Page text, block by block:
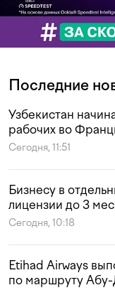
Последние
Узбекистан
рабочих во
Сегодня, 11:51
Бизнесу в
лицензии до 3
Сегодня, 10:18
Etihad Airways
по маршруту